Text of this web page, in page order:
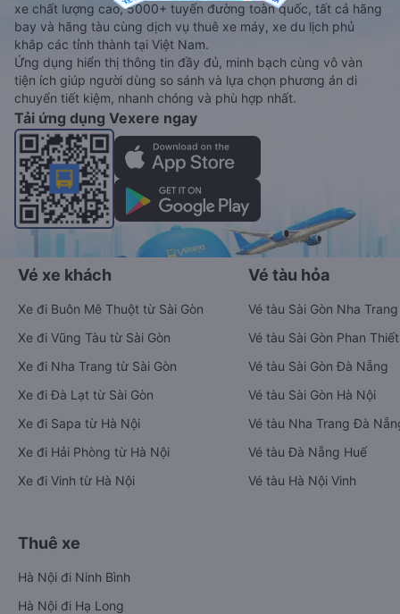
xe chất lượng cao, 5000+ tuyến đường toàn quốc, tất cả hãng
bay và hãng tàu cùng dịch vụ thuê xe máy, xe du lịch phủ
khắp các tỉnh thành tại Việt Nam.
Ứng dụng hiển thị thông tin đầy đủ, minh bạch cùng vô vàn
tiện ích giúp người dùng so sánh và lựa chọn phương án di
chuyển tiết kiệm, nhanh chóng và phù hợp nhất.
Tải ứng dụng Vexere ngay
Vé xe khách
Xe đi Buôn Mê Thuột từ Sài Gòn
Xe đi Vũng Tàu từ Sài Gòn
Xe đi Nha Trang từ Sài Gòn
Xe đi Đà Lạt từ Sài Gòn
Xe đi Sapa từ Hà Nội
Xe đi Hải Phòng từ Hà Nội
Xe đi Vinh từ Hà Nội
Vé tàu hỏa
Vé tàu Sài Gòn Nha Trang
Vé tàu Sài Gòn Phan Thiết
Vé tàu Sài Gòn Đà Nẵng
Vé tàu Sài Gòn Hà Nội
Vé tàu Nha Trang Đà
Vé tàu Đà Nẵng Huế
Vé tàu Hà Nội Vinh
Thuê xe
Hà Nội đi Ninh Bình
Hà Nội đi Hạ Long